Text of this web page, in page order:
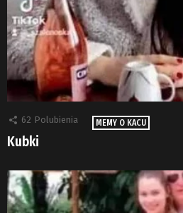
62 Polubienia MEMY O KACU
Kubki